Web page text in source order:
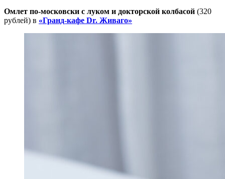
Омлет по-московски с луком и докторской колбасой (320
рублей) в «Гранд-кафе Dr. Живаго»